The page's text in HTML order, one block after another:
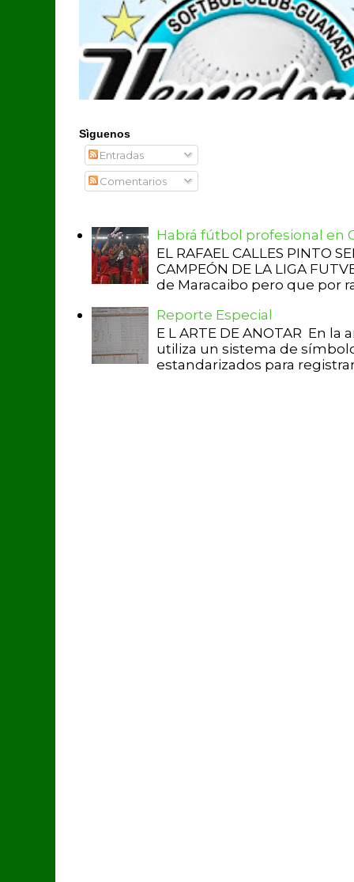
Sìguenos
Entradas
Comentarios
Habrá fútbol profesional en
EL RAFAEL CALLES PINTO
CAMPEÓN DE LA LIGA
de Maracaibo pero que por
Reporte Especial
E L ARTE DE ANOTAR En
utiliza un sistema de
estandarizados para